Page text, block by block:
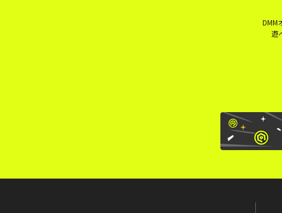
DMM
遊